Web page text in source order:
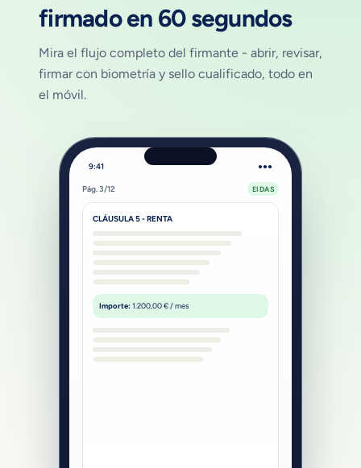
firmado en 60 segundos
Mira el flujo completo del firmante - abrir, revisar,
firmar con biometría y sello cualificado, todo en
el móvil.
9:41 ●●●
Pág. 3/12 EIDAS
CLÁUSULA 5 - RENTA
Importe: 1.200,00 € / mes